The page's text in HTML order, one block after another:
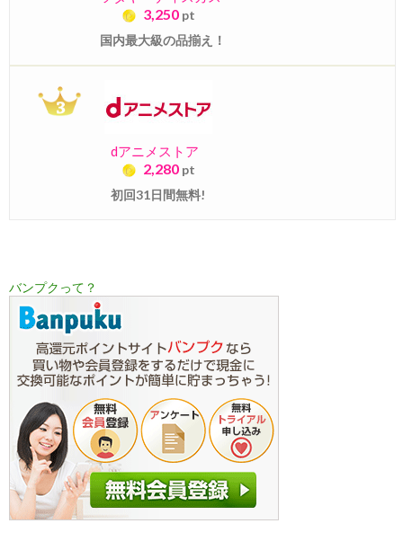
3,250 pt
国内最大級の品揃え！
dアニメストア
2,280 pt
初回31日間無料!
バンプクって？